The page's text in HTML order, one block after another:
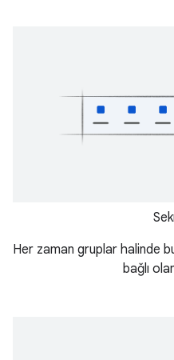
Her zaman gruplar halinde
bağlı